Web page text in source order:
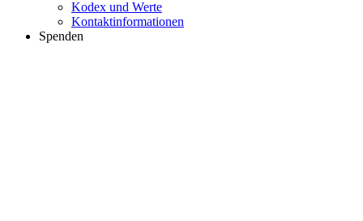
Kodex und Werte
Kontaktinformationen
Spenden